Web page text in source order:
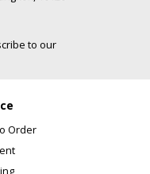
to our
Order